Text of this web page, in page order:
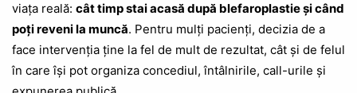
viața reală: cât timp stai acasă după blefaroplastie și când
poți reveni la muncă. Pentru mulți pacienți, decizia de a
face intervenția ține la fel de mult de rezultat, cât și de felul
în care își pot organiza concediul, întâlnirile, call-urile și